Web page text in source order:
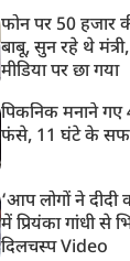
फोन पर 50 हजार
बाबू, सुन रहे थे
मीडिया पर छा गया
पिकनिक मनाने
फंसे, 11 घंटे के
‘आप लोगों ने
में प्रियंका गांधी
दिलचस्प Video